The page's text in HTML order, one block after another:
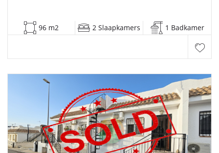
96 m2 2 Slaapkamers 1 Badkamer